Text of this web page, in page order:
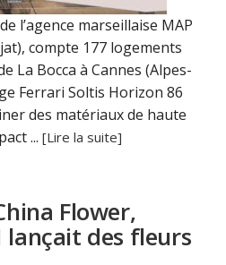
l’agence marseillaise MAP
compte 177 logements
La Bocca à Cannes (Alpes-
Ferrari Soltis Horizon 86
des matériaux de haute
...[Lire la suite]
Flower,
lançait des fleurs